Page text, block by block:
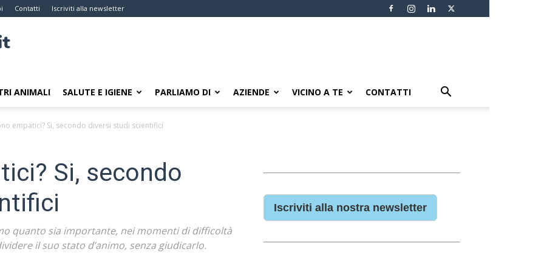
Contatti Iscriviti alla newsletter
ANIMALI SALUTE E IGIENE PARLIAMO DI AZIENDE VICINO A TE CONTATTI
empatici? Si, secondo diversi studi scientifici
Si, secondo
quanto sia importante, nei momenti di difficoltà
il suo stato d’animo, senza giudicarlo.
Iscriviti alla nostra newsletter